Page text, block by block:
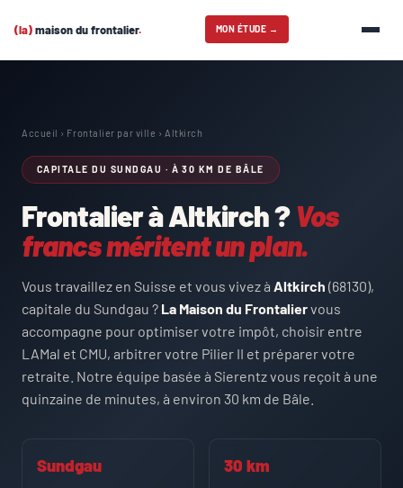
(la)maison du frontalier. MON ÉTUDE →
Accueil › Frontalier par ville › Altkirch
CAPITALE DU SUNDGAU · À 30 KM DE BÂLE
Frontalier à Altkirch ?Vos
francs méritent un plan.
Vous travaillez en Suisse et vous vivez à Altkirch (68130),
capitale du Sundgau ? La Maison du Frontaliervous
accompagne pour optimiser votre impôt, choisir entre
LAMal et CMU, arbitrer votre Pilier II et préparer votre
retraite. Notre équipe basée à Sierentz vous reçoit à une
quinzaine de minutes, à environ 30 km de Bâle.
Sundgau 30 km